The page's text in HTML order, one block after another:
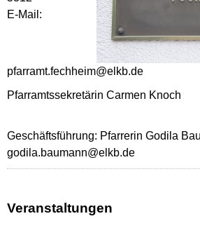
E-Mail:
pfarramt.fechheim@elkb.de
Pfarramtssekretärin Carmen Knoch
Geschäftsführung: Pfarrerin Godila
godila.baumann@elkb.de
Veranstaltungen